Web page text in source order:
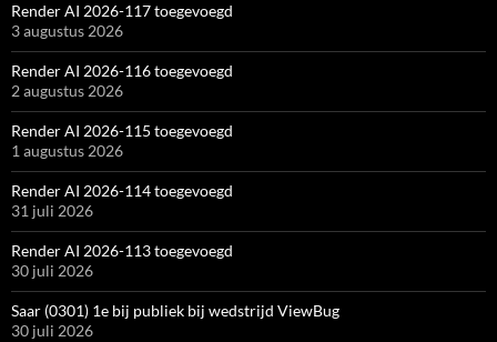
Render AI 2026-117 toegevoegd
3 augustus 2026
Render AI 2026-116 toegevoegd
2 augustus 2026
Render AI 2026-115 toegevoegd
1 augustus 2026
Render AI 2026-114 toegevoegd
31 juli 2026
Render AI 2026-113 toegevoegd
30 juli 2026
Saar (0301) 1e bij publiek bij wedstrijd ViewBug
30 juli 2026